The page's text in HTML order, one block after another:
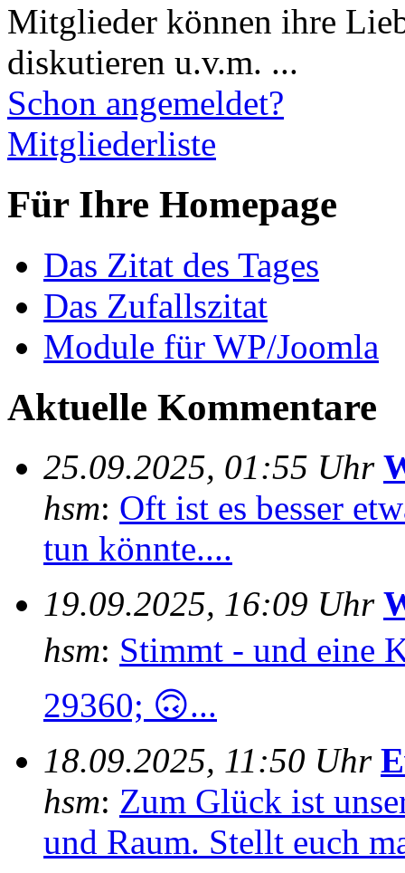
Mitglieder können ihre
diskutieren u.v.m. ...
Schon angemeldet?
Mitgliederliste
Für Ihre Homepage
Das Zitat des Tages
Das Zufallszitat
Module für WP/Joomla
Aktuelle Kommentare
25.09.2025, 01:55 Uhr
hsm: Oft ist es besser
tun könnte....
19.09.2025, 16:09 Uhr
hsm: Stimmt - und eine
29360; 🙃...
18.09.2025, 11:50 Uhr
hsm: Zum Glück ist
und Raum. Stellt euch